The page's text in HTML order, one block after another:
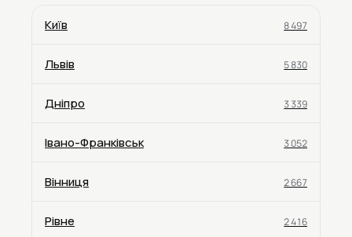
Київ 8 497
Львів 5 830
Дніпро 3 339
Івано-Франківськ 3 052
Вінниця 2 667
Рівне 2 416